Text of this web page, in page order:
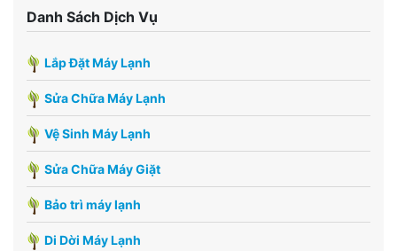
Danh Sách Dịch Vụ
Lắp Đặt Máy Lạnh
Sửa Chữa Máy Lạnh
Vệ Sinh Máy Lạnh
Sửa Chữa Máy Giặt
Bảo trì máy lạnh
Di Dời Máy Lạnh